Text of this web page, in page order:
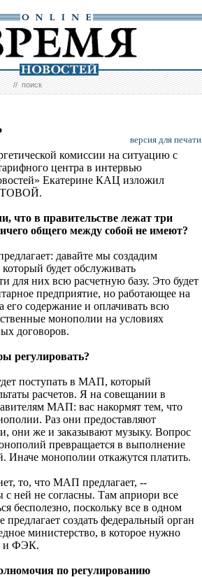
//поиск
версия для печати
комиссии на ситуацию с
центра в интервью
Екатерине КАЦ изложил
что в правительстве лежат три
общего между собой не имеют?
давайте мы создадим
будет обслуживать
для них всю расчетную базу. Это будет
предприятие, но работающее на
его содержание и оплачивать всю
монополии на условиях
договоров.
регулировать?
поступать в МАП, который
расчетов. Я на совещании в
МАП: вас накормят тем, что
Раз они предоставляют
они же и заказывают музыку. Вопрос
превращается в выполнение
Иначе монополии откажутся платить.
то, что МАП предлагает, --
ней не согласны. Там априори все
бесполезно, поскольку все в одном
создать федеральный орган
министерство, в которое нужно
и ФЭК.
по регулированию